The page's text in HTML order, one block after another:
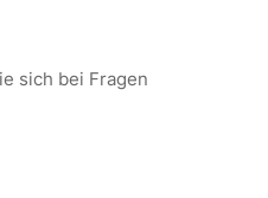
sich bei Fragen